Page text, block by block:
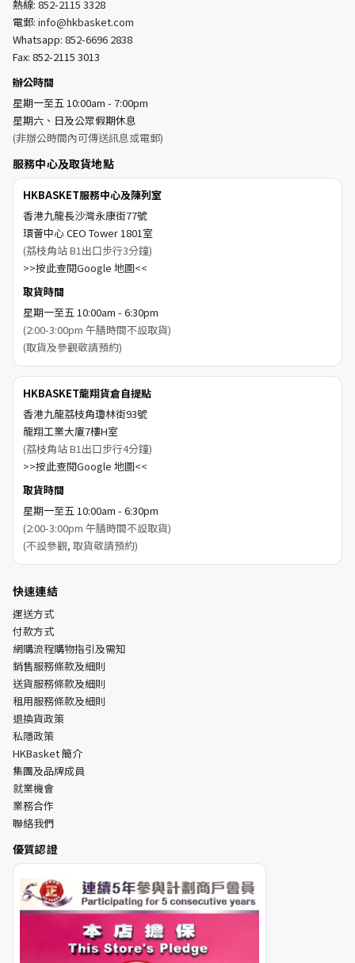
熱線: 852-2115 3328
電郵: info@hkbasket.com
Whatsapp: 852-6696 2838
Fax: 852-2115 3013
辦公時間
星期一至五 10:00am - 7:00pm
星期六、日及公眾假期休息
(非辦公時間內可傳送訊息或電郵)
服務中心及取貨地點
HKBASKET服務中心及陳列室
香港九龍長沙灣永康街77號
環薈中心 CEO Tower 1801室
(荔枝角站 B1出口步行3分鐘)
>>按此查閱Google 地圖<<
取貨時間
星期一至五 10:00am - 6:30pm
(2:00-3:00pm 午膳時間不設取貨)
(取貨及參觀敬請預約)
HKBASKET龍翔貨倉自提點
香港九龍荔枝角瓊林街93號
龍翔工業大廈7樓H室
(荔枝角站 B1出口步行4分鐘)
>>按此查閱Google 地圖<<
取貨時間
星期一至五 10:00am - 6:30pm
(2:00-3:00pm 午膳時間不設取貨)
(不設參觀, 取貨敬請預約)
快速連結
運送方式
付款方式
網購流程購物指引及需知
銷售服務條款及細則
送貨服務條款及細則
租用服務條款及細則
退換貨政策
私隱政策
HKBasket 簡介
集團及品牌成員
就業機會
業務合作
聯絡我們
優質認證